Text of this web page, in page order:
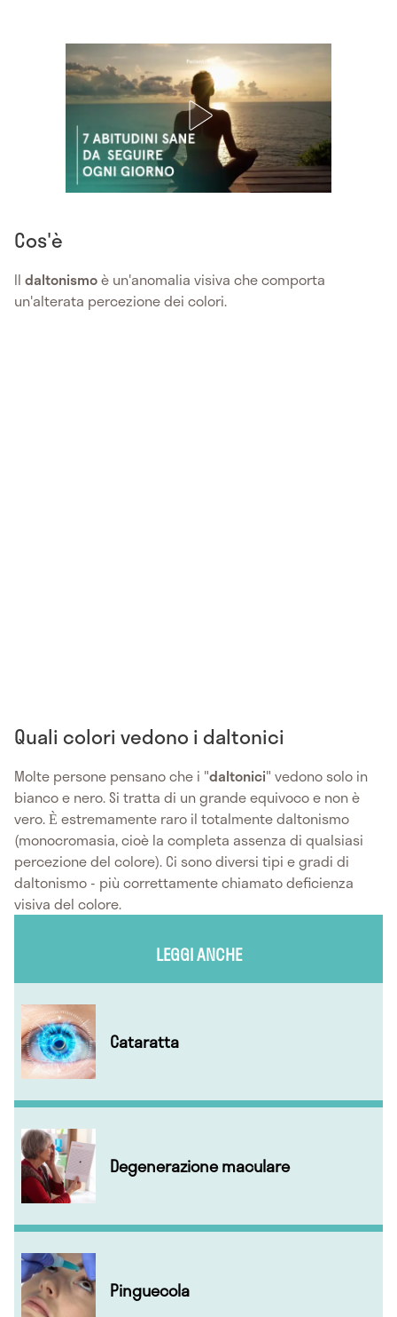
Cos'è
Il daltonismoè un'anomalia visiva che comporta
un'alterata percezione dei colori.
Quali colori vedono i daltonici
Molte persone pensano che i "daltonici" vedono solo in
bianco e nero. Si tratta di un grande equivoco e non è
vero. Ѐ estremamente raro il totalmente daltonismo
(monocromasia, cioè la completa assenza di qualsiasi
percezione del colore). Ci sono diversi tipi e gradi di
daltonismo - più correttamente chiamato deficienza
visiva del colore.
LEGGI ANCHE
Cataratta
Degenerazione maculare
Pinguecola